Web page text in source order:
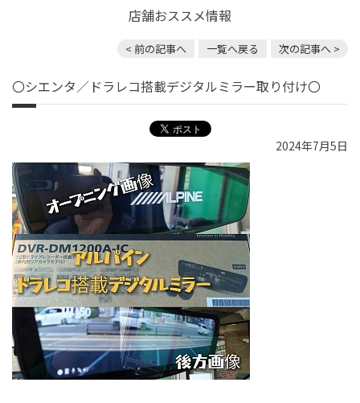
店舗おススメ情報
< 前の記事へ 一覧へ戻る 次の記事へ >
〇シエンタ／ドラレコ搭載デジタルミラー取り付け〇
2024年7月5日